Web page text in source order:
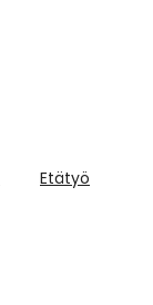
Etätyö